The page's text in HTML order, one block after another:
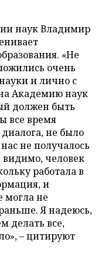
наук Владимир
«Не
очень
и лично с
Академию наук
должен быть
все время
не было
не получалось
человек
работала в
и
могла не
раньше. Я надеюсь,
делать все,
– цитируют